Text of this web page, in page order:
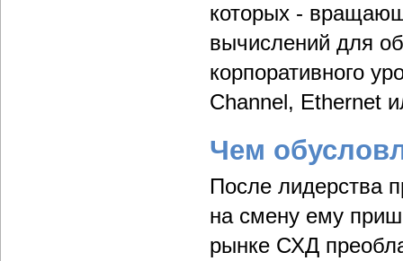
которых -
вычислений для
корпоративного
Channel, Ethernet
Чем
После лидерства
на смену ему
рынке СХД